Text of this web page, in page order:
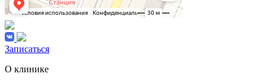
Записаться
О клинике